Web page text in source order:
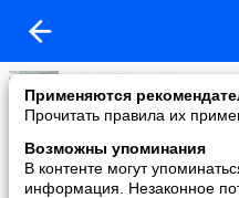
Применяются
Прочитать правила их
Возможны упоминания
В контенте могут
информация. Незаконное
Subuddhi Ray das
added a photo
10 Nov в 21:26